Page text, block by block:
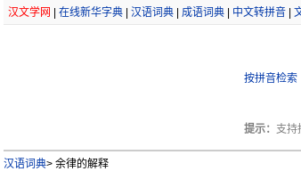
汉文学网 在线新华字典| 汉语词典| 成语词典| 中文转拼音|
按拼音检索
提示： 支持
汉语词典>余律的解释